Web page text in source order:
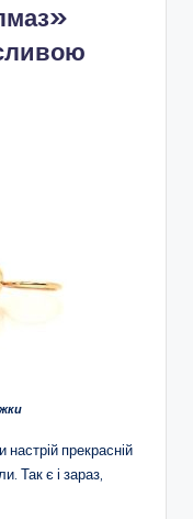
настрій прекрасній
Так є і зараз,